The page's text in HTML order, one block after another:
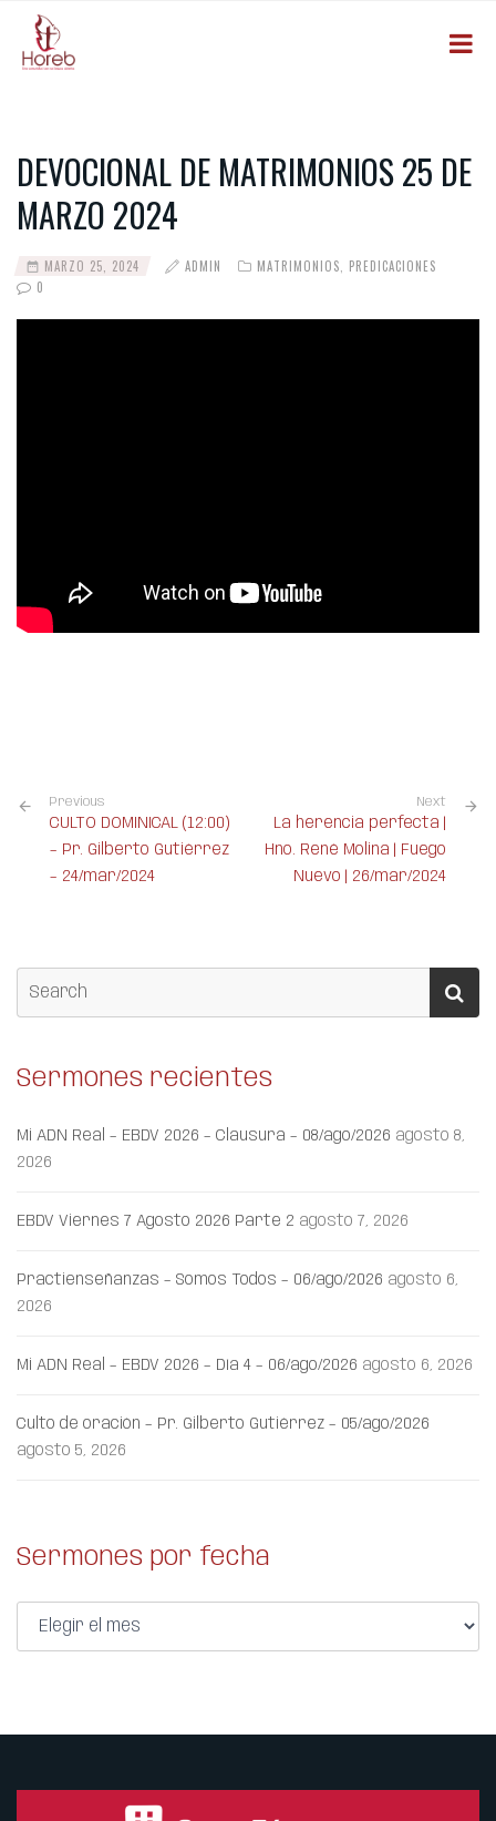
DEVOCIONAL DE MATRIMONIOS 25 DE
MARZO 2024
MARZO 25, 2024 ADMIN MATRIMONIOS
PREDICACIONES
0
Previous
CULTO DOMINICAL (12:00)
– Pr. Gilberto Gutiérrez
– 24/mar/2024
Next
La herencia perfecta |
Hno. René Molina | Fuego
Nuevo | 26/mar/2024
Sermones recientes
Mi ADN Real – EBDV 2026 – Clausura – 08/ago/2026 agosto 8,
2026
EBDV Viernes 7 Agosto 2026 Parte 2 agosto 7, 2026
Practienseñanzas – Somos Todos – 06/ago/2026 agosto 6,
2026
Mi ADN Real – EBDV 2026 – Día 4 – 06/ago/2026 agosto 6, 2026
Culto de oración – Pr. Gilberto Gutiérrez – 05/ago/2026
agosto 5, 2026
Sermones por fecha